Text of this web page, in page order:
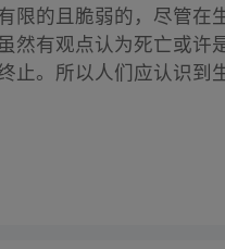
限的且脆弱的，尽管在
然有观点认为死亡或许
。所以人们应认识到